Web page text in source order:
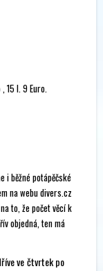
15 l. 9 Euro.
i běžné potápěčské
na webudivers.cz
to, že počet věcí k
objedná, ten má
ve čtvrtek po